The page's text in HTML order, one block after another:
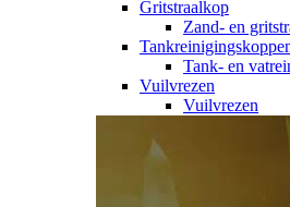
Gritstraalkop
Zand- en
Tank- en
Vuilvrezen
Vuilvrezen